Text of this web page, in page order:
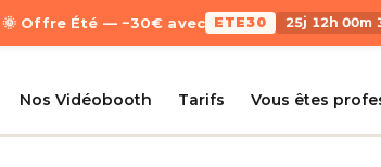
🌞 Offre Été — −30€ avec ETE30 25j 12h 00m
Nos Vidéobooth Tarifs Vous êtes